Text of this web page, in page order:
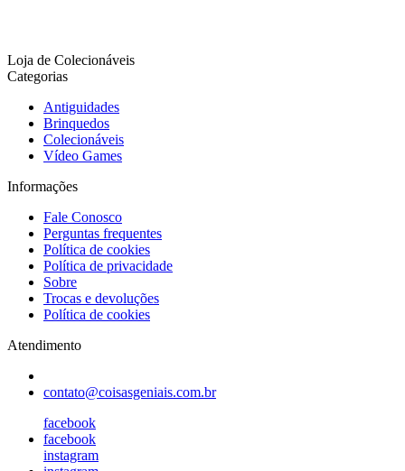
Loja de Colecionáveis
Categorias
Antiguidades
Brinquedos
Colecionáveis
Vídeo Games
Informações
Fale Conosco
Perguntas frequentes
Política de cookies
Política de privacidade
Sobre
Trocas e devoluções
Política de cookies
Atendimento
contato@coisasgeniais.com.br
facebook
facebook
instagram